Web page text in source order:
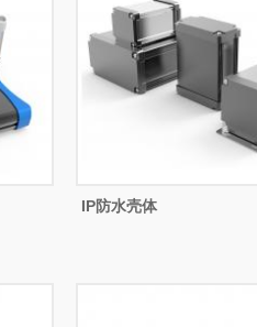
IP防水壳体